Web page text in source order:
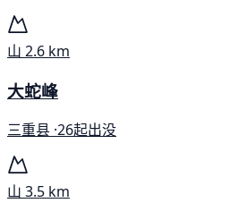
山 2.6 km
大蛇峰
三重县 ·26起出没
山 3.5 km